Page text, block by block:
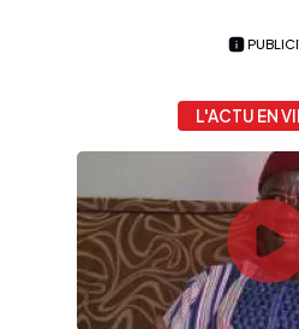
L'ACTU EN